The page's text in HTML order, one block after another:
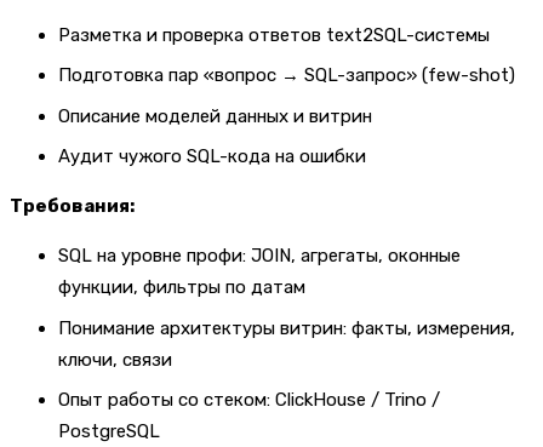
Разметка и проверка ответов text2SQL-системы
Подготовка пар «вопрос → SQL-запрос» (few-shot)
Описание моделей данных и витрин
Аудит чужого SQL-кода на ошибки
Требования:
SQL на уровне профи: JOIN, агрегаты, оконные
функции, фильтры по датам
Понимание архитектуры витрин: факты, измерения,
ключи, связи
Опыт работы со стеком: ClickHouse / Trino /
PostgreSQL